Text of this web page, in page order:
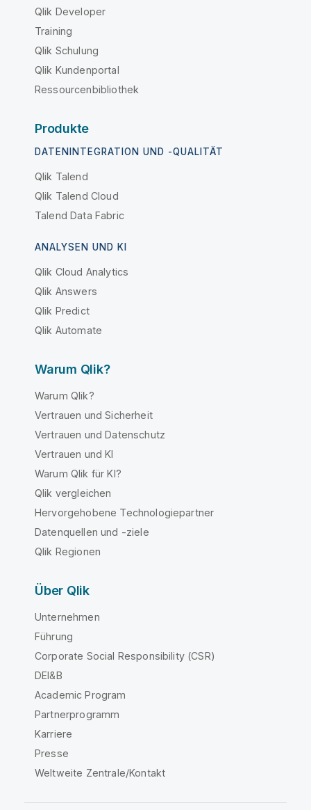
Qlik Developer
Training
Qlik Schulung
Qlik Kundenportal
Ressourcenbibliothek
Produkte
DATENINTEGRATION UND -QUALITÄT
Qlik Talend
Qlik Talend Cloud
Talend Data Fabric
ANALYSEN UND KI
Qlik Cloud Analytics
Qlik Answers
Qlik Predict
Qlik Automate
Warum Qlik?
Warum Qlik?
Vertrauen und Sicherheit
Vertrauen und Datenschutz
Vertrauen und KI
Warum Qlik für KI?
Qlik vergleichen
Hervorgehobene Technologiepartner
Datenquellen und -ziele
Qlik Regionen
Über Qlik
Unternehmen
Führung
Corporate Social Responsibility (CSR)
DEI&B
Academic Program
Partnerprogramm
Karriere
Presse
Weltweite Zentrale/Kontakt